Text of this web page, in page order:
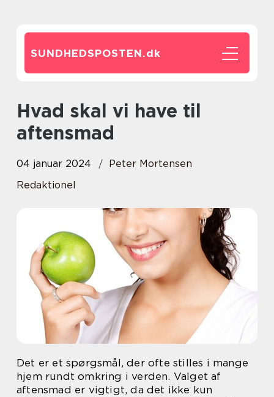
SUNDHEDSPOSTEN.dk
Hvad skal vi have til
aftensmad
04 januar 2024
Peter Mortensen
Redaktionel
Det er et spørgsmål, der ofte stilles i mange
hjem rundt omkring i verden. Valget af
aftensmad er vigtigt, da det ikke kun